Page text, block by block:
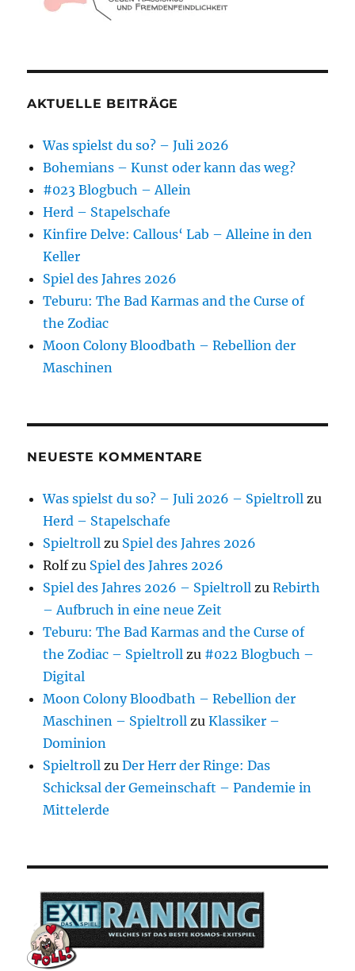
AKTUELLE BEITRÄGE
Was spielst du so? – Juli 2026
Bohemians – Kunst oder kann das weg?
#023 Blogbuch – Allein
Herd – Stapelschafe
Kinfire Delve: Callous‘ Lab – Alleine in den
Keller
Spiel des Jahres 2026
Teburu: The Bad Karmas and the Curse of
the Zodiac
Moon Colony Bloodbath – Rebellion der
Maschinen
NEUESTE KOMMENTARE
Was spielst du so? – Juli 2026 – Spieltroll zu
Herd – Stapelschafe
Spieltroll zu Spiel des Jahres 2026
Rolfzu Spiel des Jahres 2026
Spiel des Jahres 2026 – Spieltroll zuRebirth
– Aufbruch in eine neue Zeit
Teburu: The Bad Karmas and the Curse of
the Zodiac – Spieltroll zu #022 Blogbuch –
Digital
Moon Colony Bloodbath – Rebellion der
Maschinen – Spieltroll zuKlassiker –
Dominion
Spieltroll zuDer Herr der Ringe: Das
Schicksal der Gemeinschaft – Pandemie in
Mittelerde